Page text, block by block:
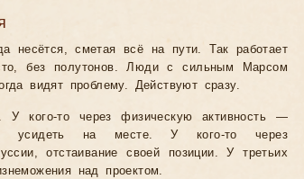
несётся, сметая всё на пути. Так работает
без полутонов. Люди с сильным Марсом
видят проблему. Действуют сразу.
У кого-то через физическую активность —
усидеть на месте. У кого-то через
отстаивание своей позиции. У третьих
над проектом.